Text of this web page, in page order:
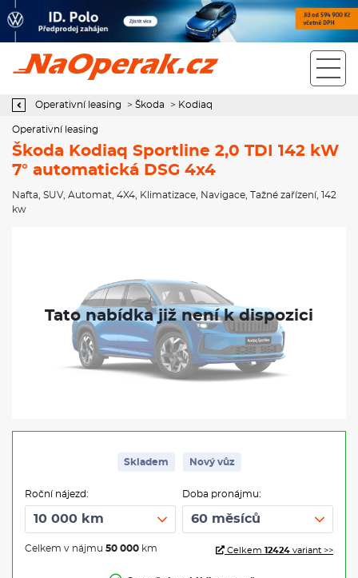
Operativní leasing Škoda Kodiaq Sportline 2,0 TDI 142 kW 7°
Operativní leasing > Škoda > Kodiaq
Operativní leasing
Škoda Kodiaq Sportline 2,0 TDI 142 kW
7° automatická DSG 4x4
Nafta SUV, Automat 4X4 Klimatizace Navigace Tažné zařízení, 142
kw
Skladem Nový vůz
Roční nájezd:
Celkem v nájmu 50 000 km
Doba pronájmu:
Celkem 12424 variant >>